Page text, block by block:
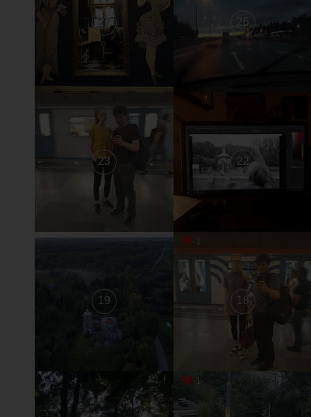
27 26
23 22
19 18
1
1